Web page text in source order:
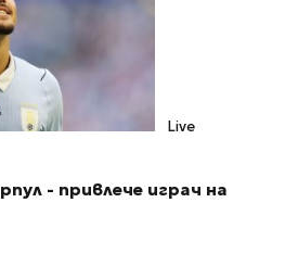
Live
- привлече играч на